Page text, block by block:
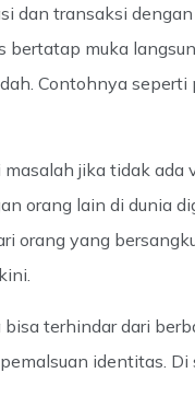
dan transaksi
bertatap muka
Contohnya
jika tidak
orang lain di dunia
orang yang
terhindar dari
identitas. Di